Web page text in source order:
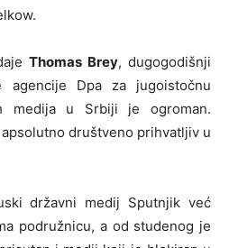
Thomas Brey, dugogodišnji
agencije Dpa za jugoistočnu
medija u Srbiji je ogroman.
društveno prihvatljiv u
državni medij Sputnjik već
podružnicu, a od studenog je